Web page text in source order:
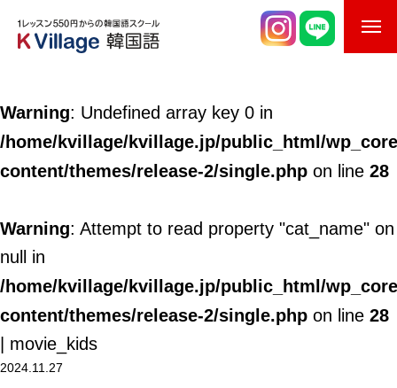
ご入校までの流れ
韓国語講師紹介
K Village韓国留学
韓国語お役立ちコラム
Warning: Undefined array key 0 in
/home/kvillage/kvillage.jp/public_html/
content/themes/release-2/single.php on line 28
Warning: Attempt to read property "cat_name" on
null in
/home/kvillage/kvillage.jp/public_html/
content/themes/release-2/single.php on line 28
| movie_kids
2024.11.27